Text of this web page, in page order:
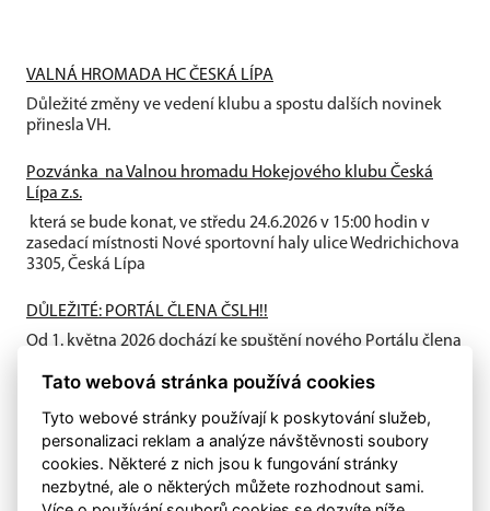
VALNÁ HROMADA HC ČESKÁ LÍPA
Důležité změny ve vedení klubu a spostu dalších novinek
přinesla VH.
Pozvánka na Valnou hromadu Hokejového klubu Česká
Lípa z.s.
která se bude konat, ve středu 24.6.2026 v 15:00 hodin v
zasedací místnosti Nové sportovní haly ulice Wedrichichova
3305, Česká Lípa
DŮLEŽITÉ: PORTÁL ČLENA ČSLH!!
Od 1. května 2026 dochází ke spuštění nového Portálu člena
osob...
Tato webová stránka používá cookies
Tyto webové stránky používají k poskytování služeb,
personalizaci reklam a analýze návštěvnosti soubory
cookies. Některé z nich jsou k fungování stránky
nezbytné, ale o některých můžete rozhodnout sami.